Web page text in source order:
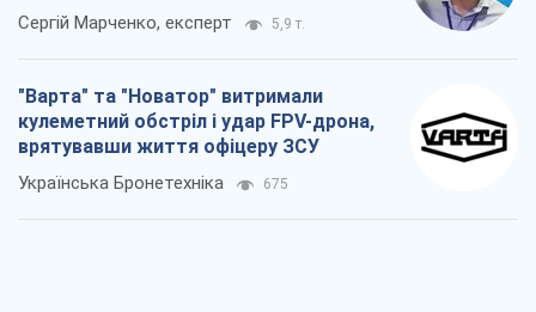
Сергій Марченко, експерт 5,9 т.
"Варта" та "Новатор" витримали
кулеметний обстріл і удар FPV-дрона,
врятувавши життя офіцеру ЗСУ
Українська Бронетехніка 675